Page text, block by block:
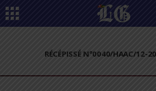
RÉCÉPISSÉ N°0040/HAAC/12-